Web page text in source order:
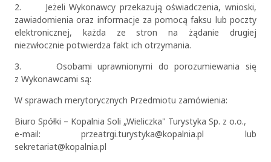
2. Jeżeli Wykonawcy przekazują oświadczenia, wnioski,
zawiadomienia oraz informacje za pomocą faksu lub poczty
elektronicznej, każda ze stron na żądanie drugiej
niezwłocznie potwierdza fakt ich otrzymania.
3. Osobami uprawnionymi do porozumiewania się
z Wykonawcami są:
W sprawach merytorycznych Przedmiotu zamówienia:
Biuro Spółki – Kopalnia Soli „Wieliczka" Turystyka Sp. z o.o.,
e-mail: przeatrgi.turystyka@kopalnia.pl lub
sekretariat@kopalnia.pl